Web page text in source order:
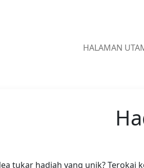
HALAMAN
tukar hadiah yang unik?